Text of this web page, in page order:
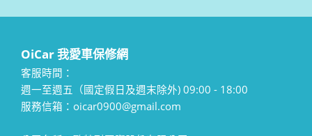
OiCar 我愛車保修網
客服時間：
週一至週五（國定假日及週末除外) 09:00 - 18:00
服務信箱：oicar0900@gmail.com